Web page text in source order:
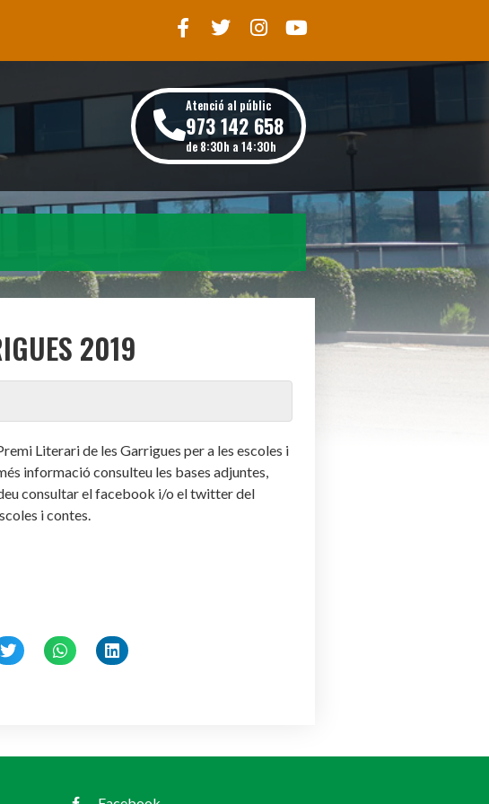
Atenció al públic
973 142 658
de 8:30h a 14:30h
2019
Literari de les Garrigues per a les escoles i
informació consulteu les bases adjuntes,
consultar el facebook i/o el twitter del
i contes.